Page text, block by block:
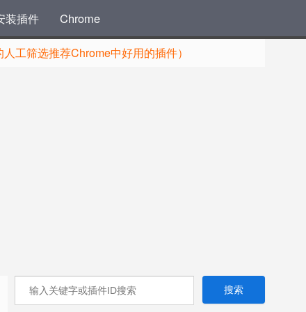
装插件 Chrome
工筛选推荐Chrome中好用的插件）